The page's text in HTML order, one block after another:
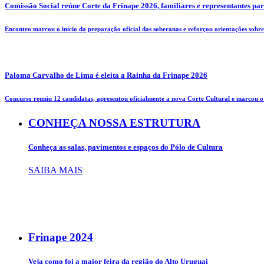
Comissão Social reúne Corte da Frinape 2026, familiares e representantes
Encontro marcou o início da preparação oficial das soberanas e reforçou orientações
Paloma Carvalho de Lima é eleita a Rainha da Frinape 2026
Concurso reuniu 12 candidatas, apresentou oficialmente a nova Corte Cultural e marcou
CONHEÇA NOSSA ESTRUTURA
Conheça as salas, pavimentos e espaços do Pólo de Cultura
SAIBA MAIS
Frinape 2024
Veja como foi a maior feira da região do Alto Uruguai